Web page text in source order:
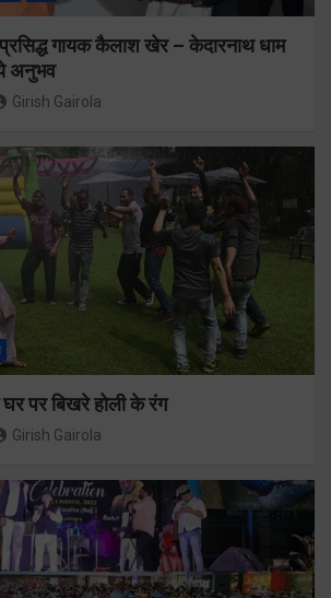
गायक कैलाश खेर – केदारनाथ धाम
अनुभव
Girish Gairola
पर बिखरे होली के रंग
Girish Gairola